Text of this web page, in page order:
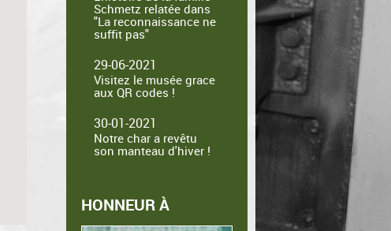
Schmetz relatée dans
"La reconnaissance ne
suffit pas"
29-06-2021
Visitez le musée grace
aux QR codes !
30-01-2021
Notre char a revêtu
son manteau d'hiver !
HONNEUR À